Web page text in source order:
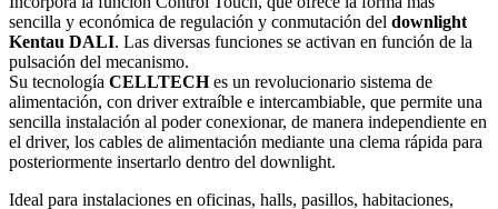
sencilla y económica de regulación y conmutación del downlight
Kentau DALI. Las diversas funciones se activan en función de la
pulsación del mecanismo.
Su tecnología CELLTECHes un revolucionario sistema de
alimentación, con driver extraíble e intercambiable, que permite una
sencilla instalación al poder conexionar, de manera independiente en
el driver, los cables de alimentación mediante una clema rápida para
posteriormente insertarlo dentro del downlight.
Ideal para instalaciones en oficinas, halls, pasillos, habitaciones,